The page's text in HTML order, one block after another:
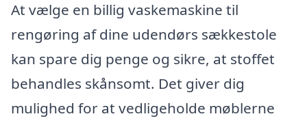
At vælge en billig vaskemaskine til
rengøring af dine udendørs sækkestole
kan spare dig penge og sikre, at stoffet
behandles skånsomt. Det giver dig
mulighed for at vedligeholde møblerne